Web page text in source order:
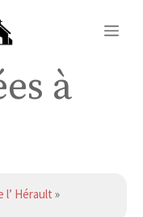
à
l’ Hérault »